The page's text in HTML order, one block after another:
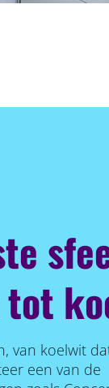
tot
van koelwit
een van de